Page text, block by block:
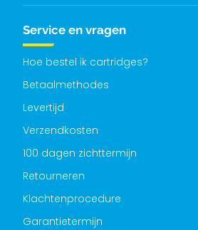
Service en vragen
Hoe bestel ik cartridges?
Betaalmethodes
Levertijd
Verzendkosten
100 dagen zichttermijn
Retourneren
Klachtenprocedure
Garantietermijn